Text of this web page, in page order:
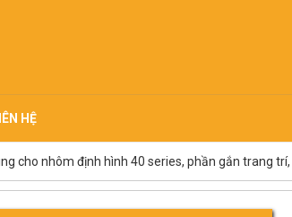
HỆ
cho nhôm định hình 40 series, phần gắn trang